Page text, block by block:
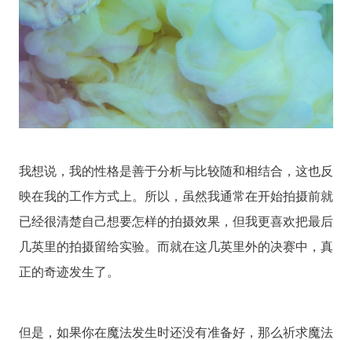
我想说，我的性格是善于分析与比较随和相结合，这也反
映在我的工作方式上。所以，虽然我通常在开始拍摄前就
已经很清楚自己想要怎样的拍摄效果，但我更喜欢把最后
几英里的拍摄留给实验。而就在这几英里外的决赛中，真
正的奇迹发生了。
但是，如果你在魔法发生时还没有准备好，那么祈求魔法